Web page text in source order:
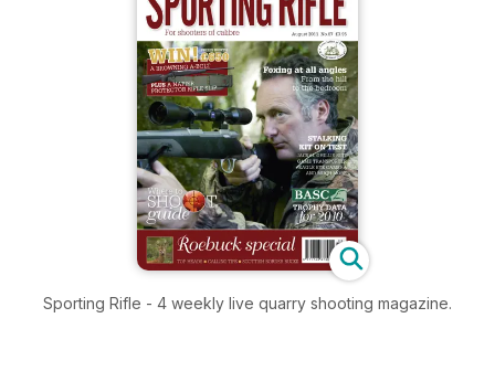
Sporting Rifle - 4 weekly live quarry shooting magazine.